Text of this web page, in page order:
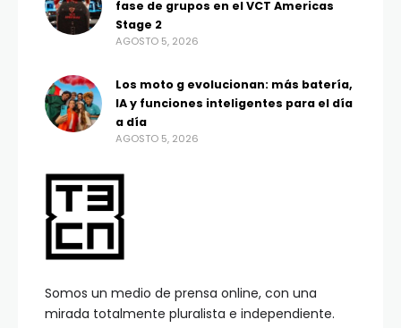
Somos un medio de prensa online, con una
mirada totalmente pluralista e independiente.
fase de grupos en el VCT Americas
Stage 2
AGOSTO 5, 2026
Los moto g evolucionan: más batería,
IA y funciones inteligentes para el día
a día
AGOSTO 5, 2026